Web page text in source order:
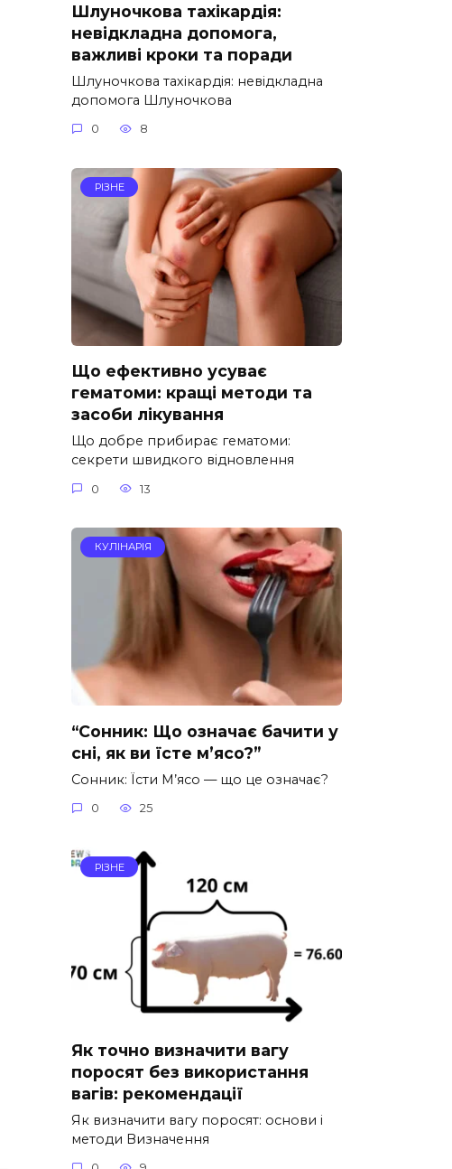
Шлуночкова тахікардія:
невідкладна допомога,
важливі кроки та поради
Шлуночкова тахікардія: невідкладна
допомога Шлуночкова
0 8
РІЗНЕ
Що ефективно усуває
гематоми: кращі методи та
засоби лікування
Що добре прибирає гематоми:
секрети швидкого відновлення
0 13
КУЛІНАРІЯ
“Сонник: Що означає бачити у
сні, як ви їсте м’ясо?”
Сонник: Їсти М’ясо — що це означає?
0 25
РІЗНЕ
Як точно визначити вагу
поросят без використання
вагів: рекомендації
Як визначити вагу поросят: основи і
методи Визначення